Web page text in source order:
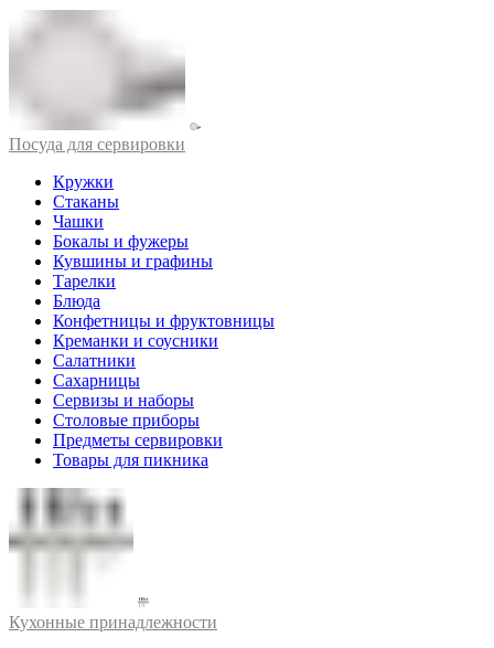
Посуда для сервировки
Кружки
Стаканы
Чашки
Бокалы и фужеры
Кувшины и графины
Тарелки
Блюда
Конфетницы и фруктовницы
Креманки и соусники
Салатники
Сахарницы
Сервизы и наборы
Столовые приборы
Предметы сервировки
Товары для пикника
Кухонные принадлежности